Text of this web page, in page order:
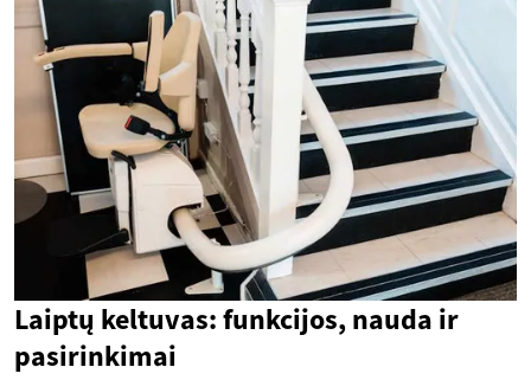
Laiptų keltuvas: funkcijos, nauda ir
pasirinkimai